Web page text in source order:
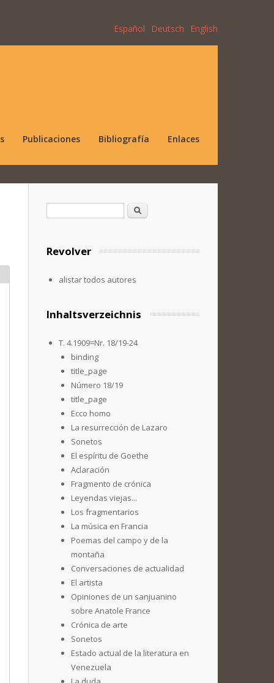
Español Deutsch English
Publicaciones Bibliografía Enlaces
Formulario de búsqueda
Buscar
Revolver
alistar todos autores
Inhaltsverzeichnis
T. 4.1909=Nr. 18/19-24
binding
title_page
Número 18/19
title_page
Ecco homo
La resurrección de Lazaro
Sonetos
El espíritu de Goethe
Aclaración
Fragmento de crónica
Leyendas viejas...
Los fragmentarios
La música en Francia
Poemas del campo y de la
montaña
Conversaciones de actualidad
El artista
Opiniones de un sanjuanino
sobre Anatole France
Crónica de arte
Sonetos
Estado actual de la literatura en
Venezuela